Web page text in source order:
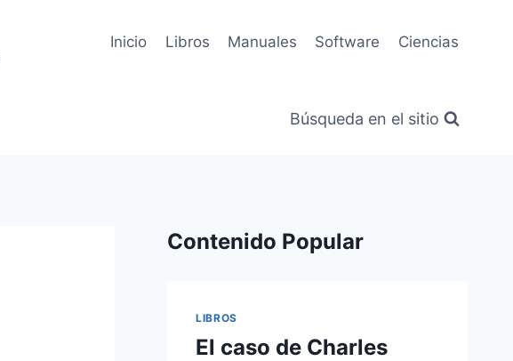
Inicio Libros Manuales Software Ciencias
Búsqueda en el sitio
Contenido Popular
LIBROS
El caso de Charles